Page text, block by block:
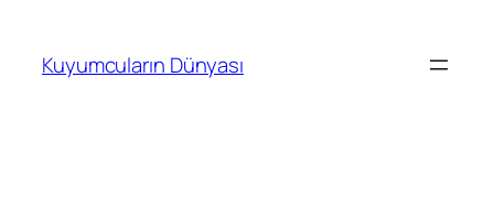
Kuyumcuların Dünyası